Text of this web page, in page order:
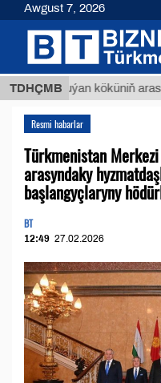
TDHÇMB
Buýan köküniň
Resmi habarlar
Türkmenistan
arasyndaky
başlangyçlaryny
BT
12:49 27.02.2026
Awgust 7, 2026